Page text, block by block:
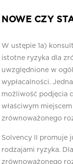
NOWE CZY
W ustępie 1a)
istotne ryzyka dla
uwzględnione w
wypłacalności.
możliwość podjęcia
właściwym
zrównoważonego
Solvency II promuje
rodzajami ryzyka.
zrównoważonego